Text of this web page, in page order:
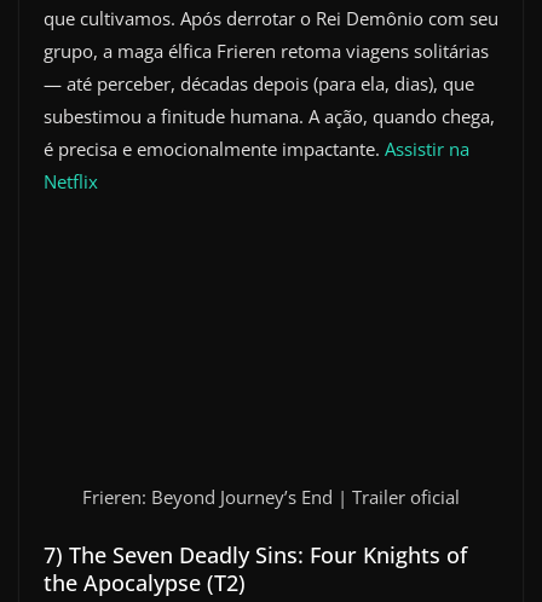
que cultivamos. Após derrotar o Rei Demônio com seu
grupo, a maga élfica Frieren retoma viagens solitárias
— até perceber, décadas depois (para ela, dias), que
subestimou a finitude humana. A ação, quando chega,
é precisa e emocionalmente impactante. Assistir na
Netflix
Frieren: Beyond Journey’s End | Trailer oficial
7) The Seven Deadly Sins: Four Knights of
the Apocalypse (T2)